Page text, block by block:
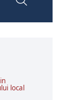
local